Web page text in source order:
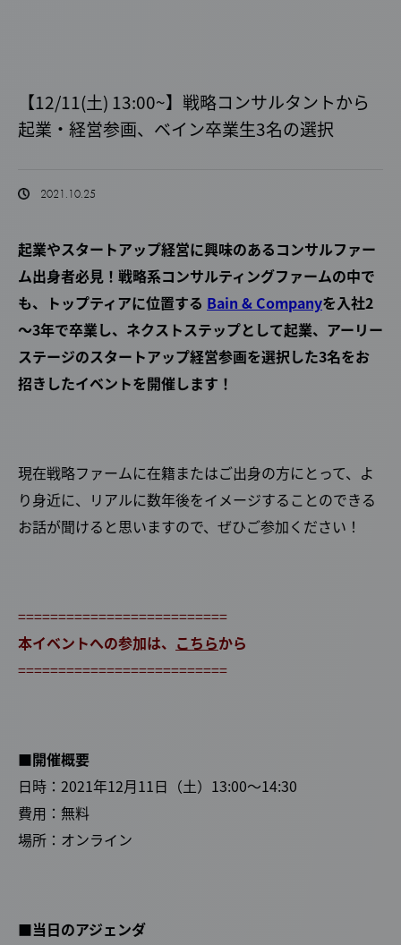
【12/11(土) 13:00~】戦略コンサルタントから
起業・経営参画、ベイン卒業生3名の選択
2021.10.25
起業やスタートアップ経営に興味のあるコンサルファー
ム出身者必見！戦略系コンサルティングファームの中で
も、トップティアに位置する Bain & Companyを入社2
～3年で卒業し、ネクストステップとして起業、アーリー
ステージのスタートアップ経営参画を選択した3名をお
招きしたイベントを開催します！
現在戦略ファームに在籍またはご出身の方にとって、よ
り身近に、リアルに数年後をイメージすることのできる
お話が聞けると思いますので、ぜひご参加ください！
==========================
本イベントへの参加は、 こちらから
==========================
■開催概要
日時：2021年12月11日（土）13:00～14:30
費用：無料
場所：オンライン
■当日のアジェンダ